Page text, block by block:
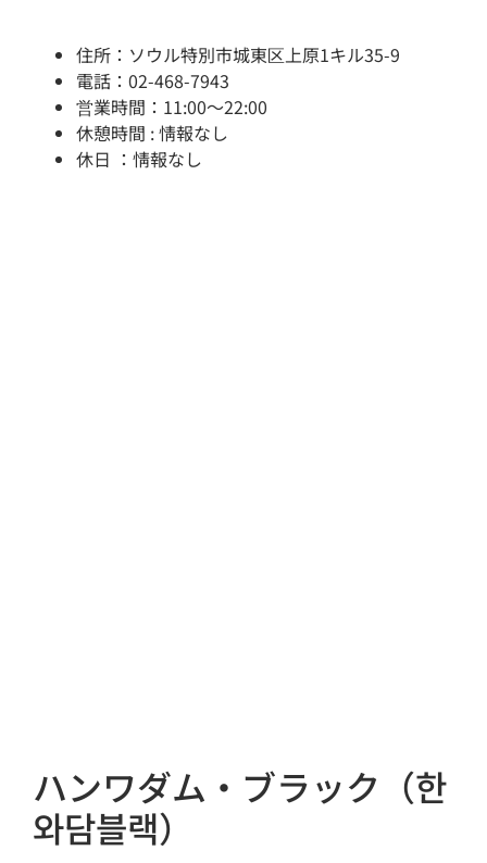
住所：ソウル特別市城東区上原1キル35-9
電話：02-468-7943
営業時間：11:00～22:00
休憩時間 : 情報なし
休日 ：情報なし
ハンワダム・ブラック（한
와담블랙）